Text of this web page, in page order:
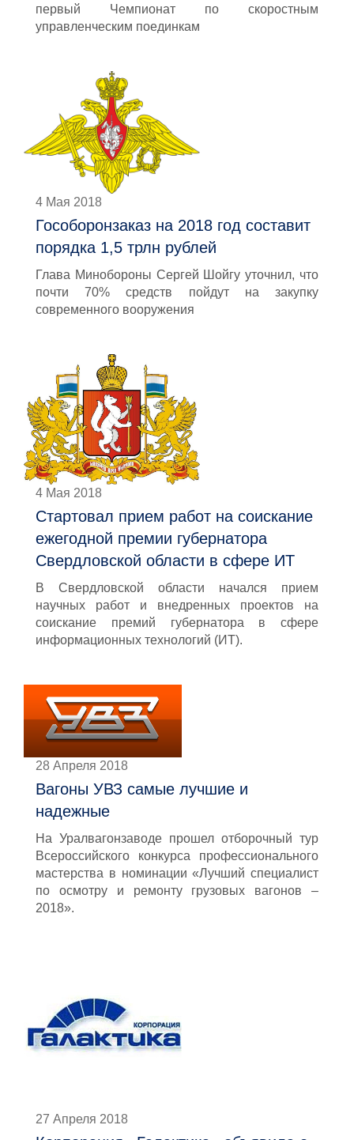
первый Чемпионат по скоростным
управленческим поединкам
4 Мая 2018
Гособоронзаказ на 2018 год составит
порядка 1,5 трлн рублей
Глава Минобороны Сергей Шойгу уточнил, что
почти 70% средств пойдут на закупку
современного вооружения
4 Мая 2018
Стартовал прием работ на соискание
ежегодной премии губернатора
Свердловской области в сфере ИТ
В Свердловской области начался прием
научных работ и внедренных проектов на
соискание премий губернатора в сфере
информационных технологий (ИТ).
28 Апреля 2018
Вагоны УВЗ самые лучшие и
надежные
На Уралвагонзаводе прошел отборочный тур
Всероссийского конкурса профессионального
мастерства в номинации «Лучший специалист
по осмотру и ремонту грузовых вагонов –
2018».
27 Апреля 2018